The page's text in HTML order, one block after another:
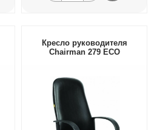
Кресло руководителя
Chairman 279 ECO